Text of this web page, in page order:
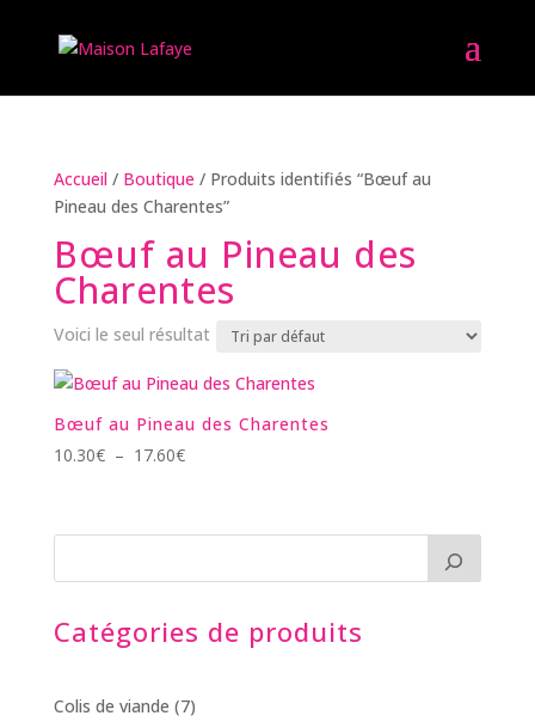
Accueil/ Boutique / Produits identifiés “Bœuf au
Pineau des Charentes”
Bœuf au Pineau des
Charentes
Voici le seul résultat
Bœuf au Pineau des Charentes
10.30€ – 17.60€Plage
10.30€
Catégories de produits
Colis de viande 77